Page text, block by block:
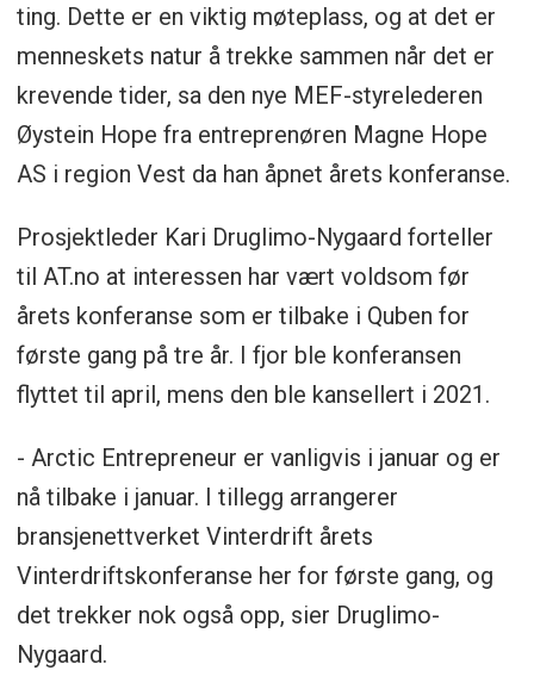
ting. Dette er en viktig møteplass, og at det er
menneskets natur å trekke sammen når det er
krevende tider, sa den nye MEF-styrelederen
Øystein Hope fra entreprenøren Magne Hope
AS i region Vest da han åpnet årets konferanse.
Prosjektleder Kari Druglimo-Nygaard forteller
til AT.no at interessen har vært voldsom før
årets konferanse som er tilbake i Quben for
første gang på tre år. I fjor ble konferansen
flyttet til april, mens den ble kansellert i 2021.
- Arctic Entrepreneur er vanligvis i januar og er
nå tilbake i januar. I tillegg arrangerer
bransjenettverket Vinterdrift årets
Vinterdriftskonferanse her for første gang, og
det trekker nok også opp, sier Druglimo-
Nygaard.